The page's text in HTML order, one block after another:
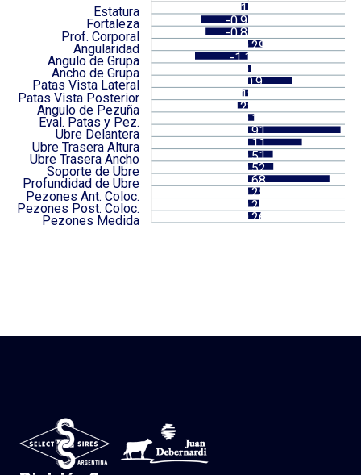
-0.14
-0.97
-0.88
0.29
-1.1
0.06
0.9
-0.12
-0.22
0.12
1.91
1.11
0.51
0.52
1.68
0.25
0.23
0.26
Estatura
Fortaleza
Prof. Corporal
Angularidad
Angulo de Grupa
Ancho de Grupa
Patas Vista Lateral
Patas Vista Posterior
Angulo de Pezuña
Eval. Patas y Pez.
Ubre Delantera
Ubre Trasera Altura
Ubre Trasera Ancho
Soporte de Ubre
Profundidad de Ubre
Pezones Ant. Coloc.
Pezones Post. Coloc.
Pezones Medida